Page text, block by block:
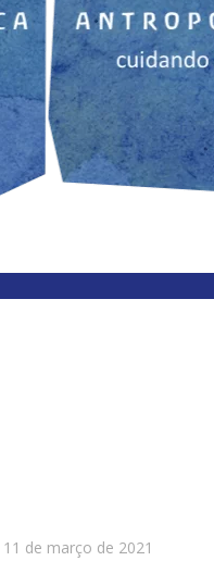
11 de março de 2021